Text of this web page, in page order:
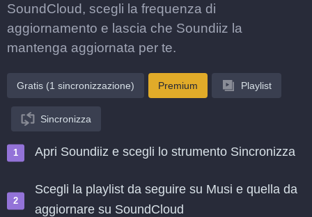
SoundCloud, scegli la frequenza di
aggiornamento e lascia che Soundiiz la
mantenga aggiornata per te.
Gratis (1 sincronizzazione) Premium Playlist
Sincronizza
Apri Soundiiz e scegli lo strumento Sincronizza
Scegli la playlist da seguire su Musi e quella da
aggiornare su SoundCloud